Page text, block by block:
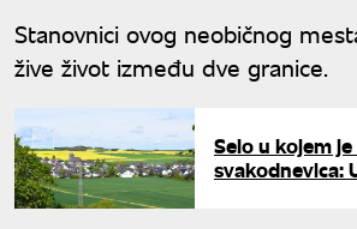
Stanovnici ovog neobičnog
žive život između dve granice.
Selo u kojem
svakodnevica: